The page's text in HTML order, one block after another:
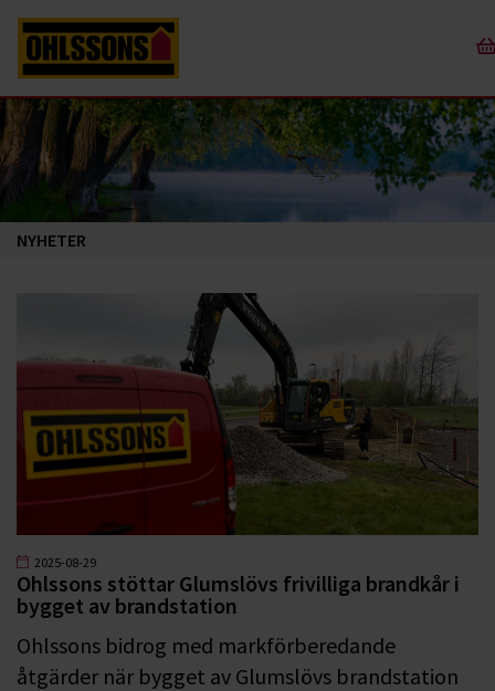
NYHETER
2025-08-29
Ohlssons stöttar Glumslövs frivilliga brandkår i
bygget av brandstation
Ohlssons bidrog med markförberedande
åtgärder när bygget av Glumslövs brandstation